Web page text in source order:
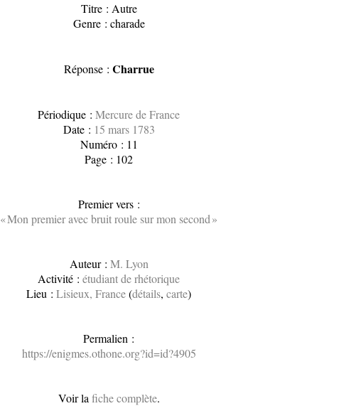
Titre : Autre
Genre : charade
Réponse : Charrue
Périodique :Mercure de France
Date : 15 mars 1783
Numéro : 11
Page : 102
Premier vers :
« Mon premier avec bruit roule sur mon second »
Auteur : M. Lyon
Activité :étudiant de rhétorique
Lieu :Lisieux, France(détails,carte)
Permalien :
https://enigmes.othone.org?id=id?4905
Voir la fiche complète.